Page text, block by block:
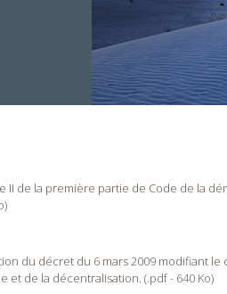
II de la première partie de Code de la
du décret du 6 mars 2009 modifiant le
et de la décentralisation. (.pdf - 640 Ko)